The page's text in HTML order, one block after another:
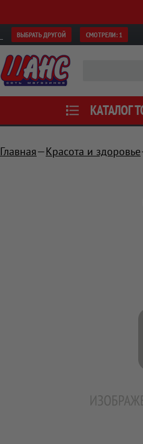
ВЫБРАТЬ ДРУГОЙ СМОТРЕЛИ: 1
КАТАЛОГ
Главная Красота и здоровье